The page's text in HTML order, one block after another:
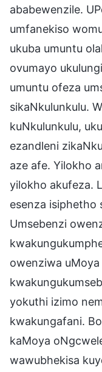
ababewenzile.
umfanekiso
ukuba umuntu
ovumayo
umuntu ofeza
sikaNkulunkulu.
kuNkulunkulu,
ezandleni
aze afe. Yilokho
yilokho akufeza.
esenza isiphetho
Umsebenzi
owenziwa
yokuthi izimo
kwakungafani.
kaMoya
wawubhekisa